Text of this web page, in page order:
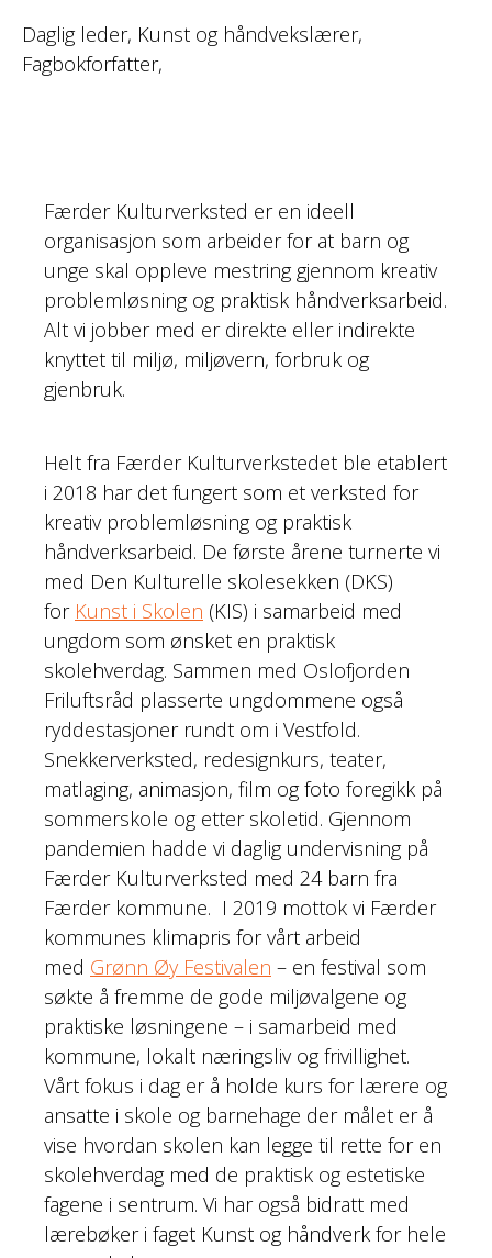
Daglig leder, Kunst og håndvekslærer,
Fagbokforfatter,
Færder Kulturverksted er en ideell
organisasjon som arbeider for at barn og
unge skal oppleve mestring gjennom kreativ
problemløsning og praktisk håndverksarbeid.
Alt vi jobber med er direkte eller indirekte
knyttet til miljø, miljøvern, forbruk og
gjenbruk.
Helt fra Færder Kulturverkstedet ble etablert
i 2018 har det fungert som et verksted for
kreativ problemløsning og praktisk
håndverksarbeid. De første årene turnerte vi
med Den Kulturelle skolesekken (DKS)
for Kunst i Skolen (KIS) i samarbeid med
ungdom som ønsket en praktisk
skolehverdag. Sammen med Oslofjorden
Friluftsråd plasserte ungdommene også
ryddestasjoner rundt om i Vestfold.
Snekkerverksted, redesignkurs, teater,
matlaging, animasjon, film og foto foregikk på
sommerskole og etter skoletid. Gjennom
pandemien hadde vi daglig undervisning på
Færder Kulturverksted med 24 barn fra
Færder kommune. I 2019 mottok vi Færder
kommunes klimapris for vårt arbeid
med Grønn Øy Festivalen – en festival som
søkte å fremme de gode miljøvalgene og
praktiske løsningene – i samarbeid med
kommune, lokalt næringsliv og frivillighet.
Vårt fokus i dag er å holde kurs for lærere og
ansatte i skole og barnehage der målet er å
vise hvordan skolen kan legge til rette for en
skolehverdag med de praktisk og estetiske
fagene i sentrum. Vi har også bidratt med
lærebøker i faget Kunst og håndverk for hele